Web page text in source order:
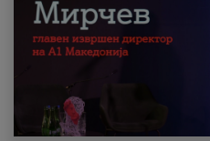
Приватни Деловни
Поддршка
Надополни кредит